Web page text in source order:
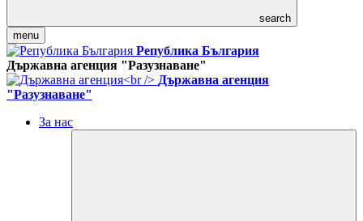
search
menu
Република България
Държавна агенция "Разузнаване"
Държавна агенция
"Разузнаване"
За нас